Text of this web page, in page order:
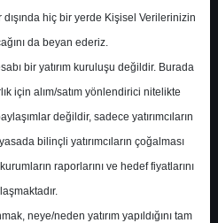
Grubu Holding
TL, tavsiyesini 'AL'
hiç bir yerde Kişisel Verilerinizin
da beyan ederiz.
bir yatırım kuruluşu değildir. Burada
için alım/satım yönlendirici nitelikte
değildir, sadece yatırımcıların
bilinçli yatırımcıların çoğalması
raporlarını ve hedef fiyatlarını
neye/neden yatırım yapıldığını tam